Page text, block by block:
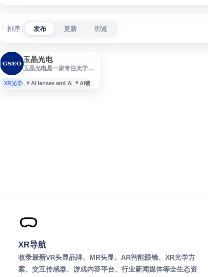
排序 发布 更新 浏览
玉晶光电
玉晶光电是一家专注光学技
从光学设计、设备开发、制
XR光学公司# AI lenses and AR/VR lenses
# AI镜头
XR导航
收录最新VR头显品牌、MR头显、AR智能眼镜、XR光学方
案、交互传感器、游戏内容平台、行业新闻媒体等全生态资